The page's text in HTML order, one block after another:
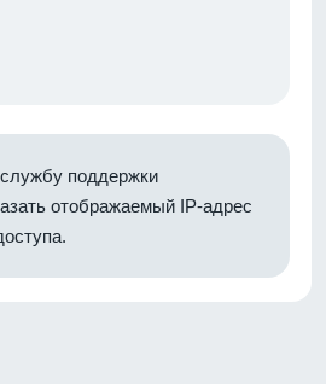
поддержки
отображаемый IP-адрес